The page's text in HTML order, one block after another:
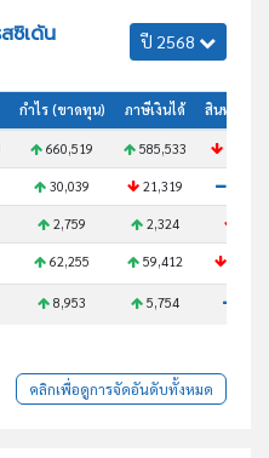
ซิเด้น ปี 2568
กำไร (ขาดทุน) ภาษีเงินได้ สินทรัพย์ร
660,519 585,533
30,039 21,319 10,737
2,759 2,324
62,255 59,412
8,953 5,754
คลิกเพื่อดูการจัดอันดับทั้งหมด